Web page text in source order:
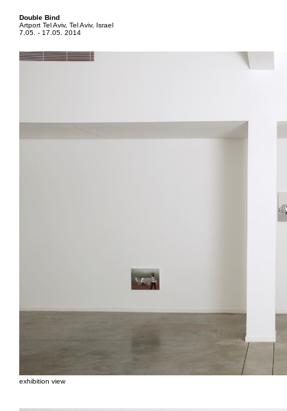
Double Bind
Artport Tel Aviv, Tel Aviv, Israel
7.05. - 17.05. 2014
exhibition view